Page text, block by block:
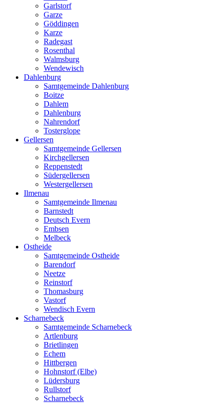
Garlstorf
Garze
Göddingen
Karze
Radegast
Rosenthal
Walmsburg
Wendewisch
Dahlenburg
Samtgemeinde Dahlenburg
Boitze
Dahlem
Dahlenburg
Nahrendorf
Tosterglope
Gellersen
Samtgemeinde Gellersen
Kirchgellersen
Reppenstedt
Südergellersen
Westergellersen
Ilmenau
Samtgemeinde Ilmenau
Barnstedt
Deutsch Evern
Embsen
Melbeck
Ostheide
Samtgemeinde Ostheide
Barendorf
Neetze
Reinstorf
Thomasburg
Vastorf
Wendisch Evern
Scharnebeck
Samtgemeinde Scharnebeck
Artlenburg
Brietlingen
Echem
Hittbergen
Hohnstorf (Elbe)
Lüdersburg
Rullstorf
Scharnebeck